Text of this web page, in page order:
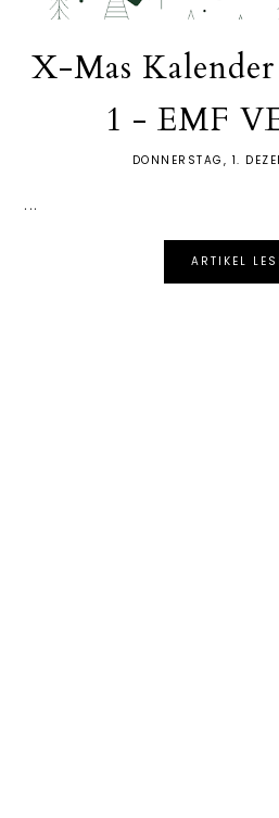
X-Mas
1 - EMF
DONNERSTAG, 1.
...
ARTIKEL